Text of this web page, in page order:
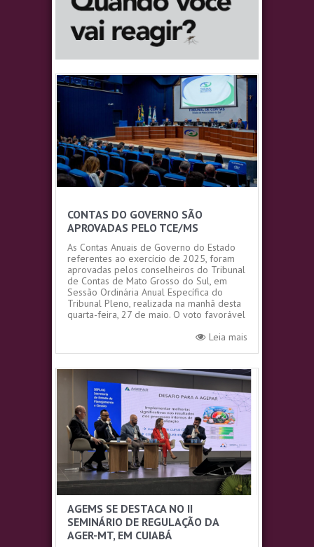
CONTAS DO GOVERNO SÃO
APROVADAS PELO TCE/MS
As Contas Anuais de Governo do Estado
referentes ao exercício de 2025, foram
aprovadas pelos conselheiros do Tribunal
de Contas de Mato Grosso do Sul, em
Sessão Ordinária Anual Específica do
Tribunal Pleno, realizada na manhã desta
quarta-feira, 27 de maio. O voto favorável
Leia mais
AGEMS SE DESTACA NO II
SEMINÁRIO DE REGULAÇÃO DA
AGER-MT, EM CUIABÁ